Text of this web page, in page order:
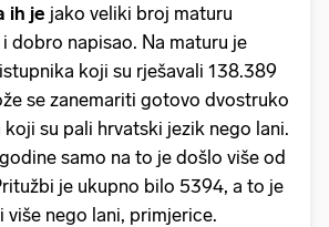
ih je jako veliki broj maturu
dobro napisao. Na maturu je
koji su rješavali 138.389
se zanemariti gotovo dvostruko
su pali hrvatski jezik nego lani.
samo na to je došlo više od
je ukupno bilo 5394, a to je
nego lani, primjerice.